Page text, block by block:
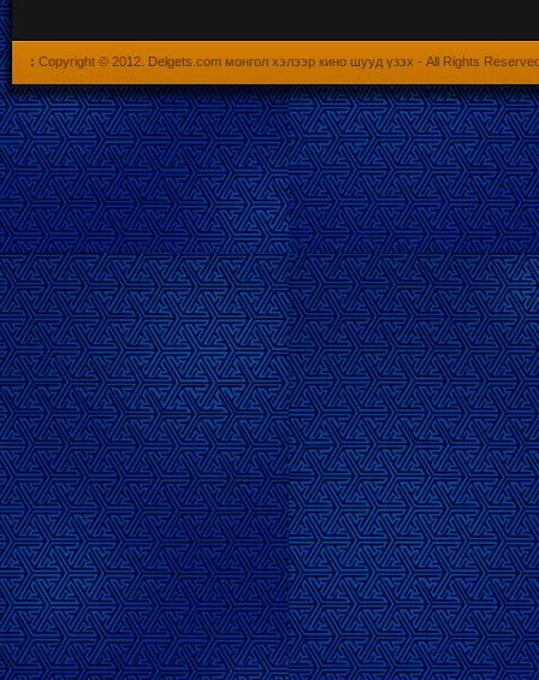
: Copyright © 2012. Delgets.com монгол хэлээр кино шууд үзэх - All Rights